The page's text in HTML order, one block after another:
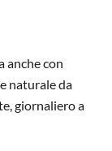
anche con
naturale da
giornaliero a